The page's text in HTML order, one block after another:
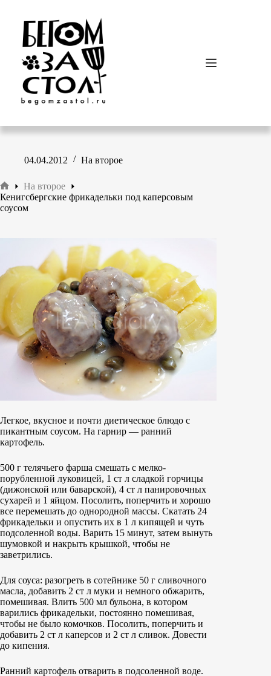
04.04.2012 На второе
Главная
На второе
Кенигсбергские фрикадельки под каперсовым
соусом
Легкое, вкусное и почти диетическое блюдо с
пикантным соусом. На гарнир — ранний
картофель.
500 г телячьего фарша смешать с мелко-
порубленной луковицей, 1 ст л сладкой горчицы
(дижонской или баварской), 4 ст л панировочных
сухарей и 1 яйцом. Посолить, поперчить и хорошо
все перемешать до однородной массы. Скатать 24
фрикадельки и опустить их в 1 л кипящей и чуть
подсоленной воды. Варить 15 минут, затем вынуть
шумовкой и накрыть крышкой, чтобы не
заветрились.
Для соуса: разогреть в сотейнике 50 г сливочного
масла, добавить 2 ст л муки и немного обжарить,
помешивая. Влить 500 мл бульона, в котором
варились фрикадельки, постоянно помешивая,
чтобы не было комочков. Посолить, поперчить и
добавить 2 ст л каперсов и 2 ст л сливок. Довести
до кипения.
Ранний картофель отварить в подсоленной воде.